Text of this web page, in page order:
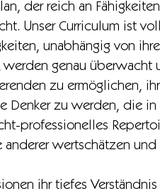
der reich an
Unser Curriculum ist
unabhängig von
werden genau
zu ermöglichen,
Denker zu werden, die in
professionelles
wertschätzen
ihr tiefes